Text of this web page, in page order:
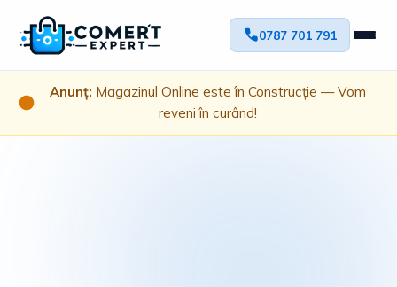
0787 701 791
Anunț: Magazinul Online este în Construcție — Vom
reveni în curând!